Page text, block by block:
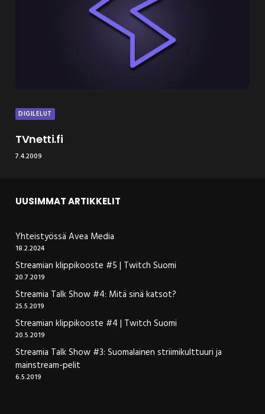
DIGILELUT
TVnetti.fi
7.4.2009
UUSIMMAT ARTIKKELIT
Yhteistyössä Avea Media
18.2.2024
Streamian klippikooste #5 | Twitch Suomi
20.7.2019
Streamia Talk Show #4: Mitä sinä katsot?
25.5.2019
Streamian klippikooste #4 | Twitch Suomi
20.5.2019
Streamia Talk Show #3: Suomalainen striimikulttuuri ja
mainstream-pelit
6.5.2019